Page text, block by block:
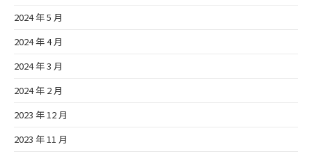
2024 年 5 月
2024 年 4 月
2024 年 3 月
2024 年 2 月
2023 年 12 月
2023 年 11 月